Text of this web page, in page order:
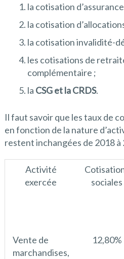
la cotisation
la cotisation
la cotisation invalidité-
les cotisations de
complémentaire ;
la CSG et la CRDS.
Il faut savoir que les taux de
en fonction de la nature
restent inchangées de 2018 à
Activité
exercée
sociales
Vente de
marchandises,
12,80%